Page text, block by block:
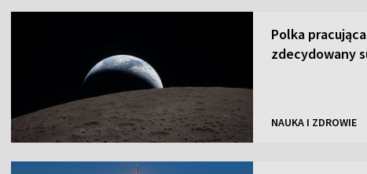
Polka
zdecydowany
NAUKA I ZDROWIE